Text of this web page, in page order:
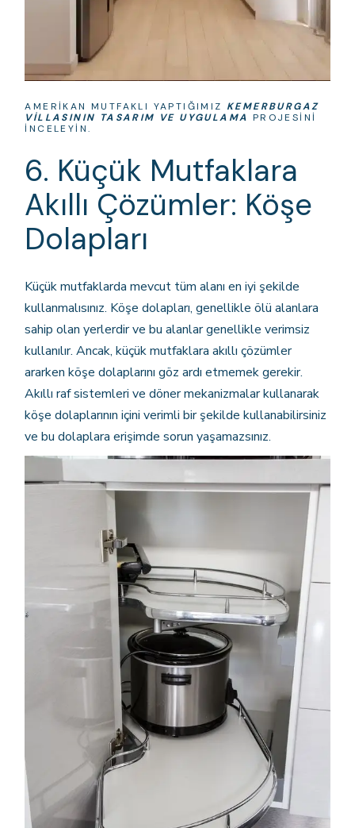
AMERIKAN MUTFAKLI YAPTIĞIMIZ KEMERBURGAZ
VILLASININ TASARIM VE UYGULAMA PROJESINI
INCELEYIN.
6. Küçük Mutfaklara
Akıllı Çözümler: Köşe
Dolapları
Küçük mutfaklarda mevcut tüm alanı en iyi şekilde
kullanmalısınız. Köşe dolapları, genellikle ölü alanlara
sahip olan yerlerdir ve bu alanlar genellikle verimsiz
kullanılır. Ancak, küçük mutfaklara akıllı çözümler
ararken köşe dolaplarını göz ardı etmemek gerekir.
Akıllı raf sistemleri ve döner mekanizmalar kullanarak
köşe dolaplarının içini verimli bir şekilde kullanabilirsiniz
ve bu dolaplara erişimde sorun yaşamazsınız.